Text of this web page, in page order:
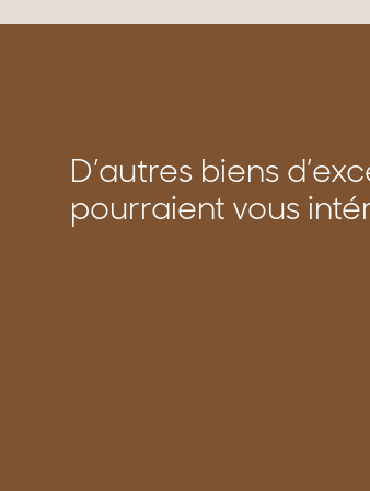
D’autres biens
pourraient vous